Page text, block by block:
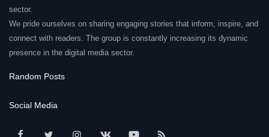
sector.
We pride ourselves on sharing engaging stories that inform, inspire, and
connect with readers. The group is constantly increasing its dynamic
presence in the digital media sector.
Random Posts
Social Media